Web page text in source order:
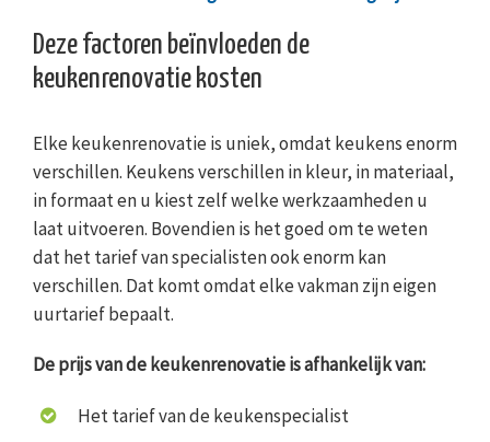
Deze factoren beïnvloeden de
keukenrenovatie kosten
Elke keukenrenovatie is uniek, omdat keukens enorm
verschillen. Keukens verschillen in kleur, in materiaal,
in formaat en u kiest zelf welke werkzaamheden u
laat uitvoeren. Bovendien is het goed om te weten
dat het tarief van specialisten ook enorm kan
verschillen. Dat komt omdat elke vakman zijn eigen
uurtarief bepaalt.
De prijs van de keukenrenovatie is afhankelijk van:
Het tarief van de keukenspecialist